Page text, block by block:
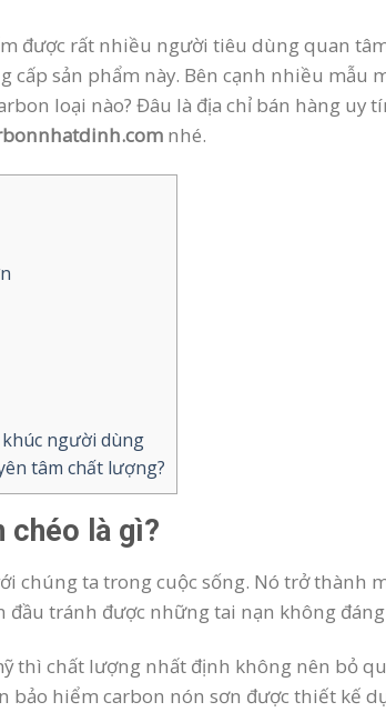
được rất nhiều người tiêu dùng quan
cấp sản phẩm này. Bên cạnh nhiều mẫu
loại nào? Đâu là địa chỉ bán hàng uy
nhé.
người dùng
tâm chất lượng?
chéo là gì?
chúng ta trong cuộc sống. Nó trở thành
tránh được những tai nạn không đáng
thì chất lượng nhất định không nên bỏ
bảo hiểm carbon nón sơn được thiết kế